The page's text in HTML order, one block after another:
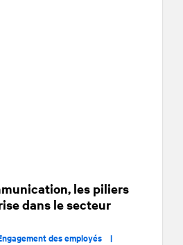
les piliers
dans le secteur
des employés |